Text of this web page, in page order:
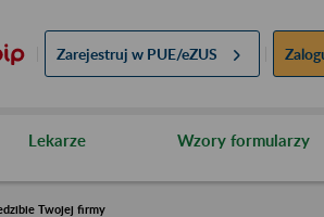
Zarejestruj w PUE/eZUS
Lekarze Wzory formularzy
Twojej firmy